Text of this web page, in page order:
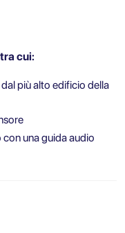
cui:
più alto edificio della
una guida audio